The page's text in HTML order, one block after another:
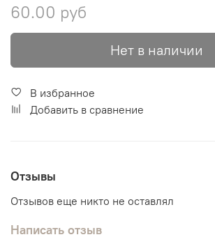
60.00 руб
Нет в наличии
В избранное
Добавить в сравнение
Отзывы
Отзывов еще никто не оставлял
Написать отзыв